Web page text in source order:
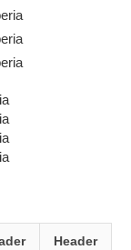
Header